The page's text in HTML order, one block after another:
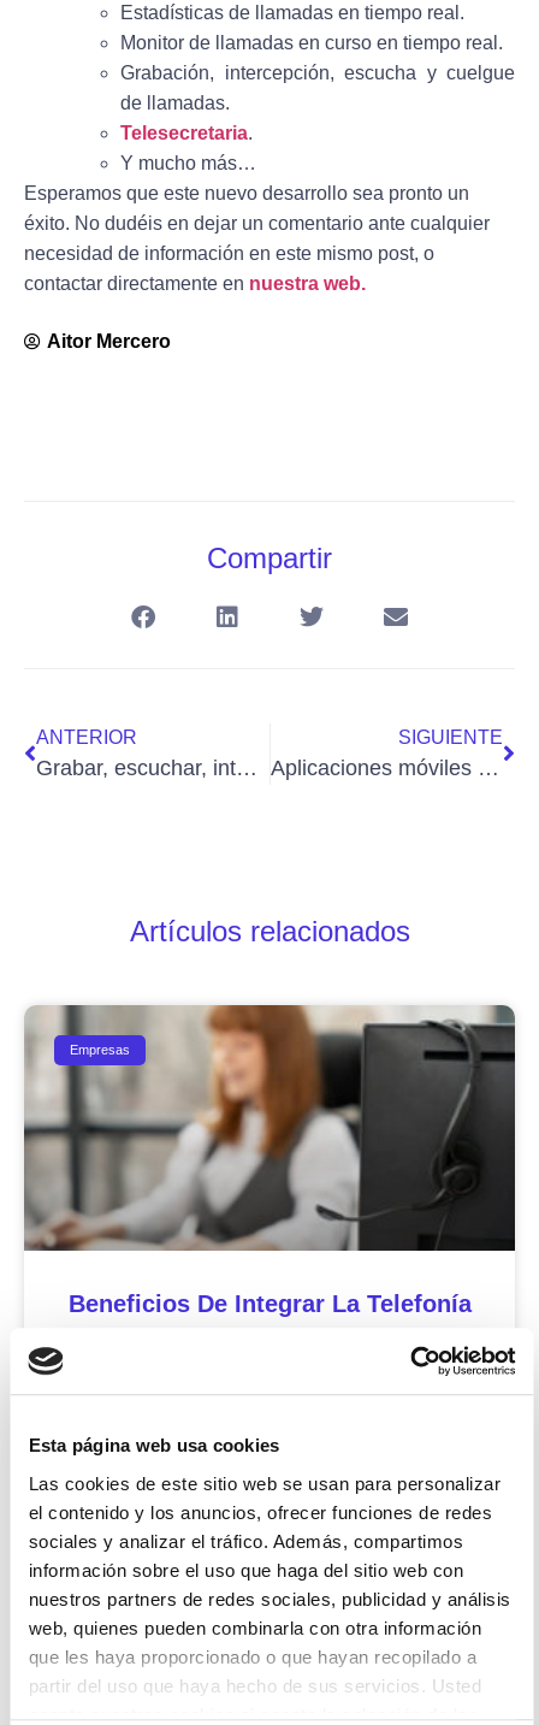
Esta página web usa cookies
Las cookies de este sitio web se usan para personalizar
el contenido y los anuncios, ofrecer funciones de redes
sociales y analizar el tráfico. Además, compartimos
información sobre el uso que haga del sitio web con
nuestros partners de redes sociales, publicidad y análisis
web, quienes pueden combinarla con otra información
que les haya proporcionado o que hayan recopilado a
partir del uso que haya hecho de sus servicios. Usted
Estadísticas de llamadas en tiempo real.
Monitor de llamadas en curso en tiempo real.
Grabación, intercepción, escucha y cuelgue
de llamadas.
Telesecretaria.
Y mucho más…
Esperamos que este nuevo desarrollo sea pronto un
éxito. No dudéis en dejar un comentario ante cualquier
necesidad de información en este mismo post, o
contactar directamente en nuestra web.
Aitor Mercero
Compartir
ANTERIOR
Grabar, escuchar, intervenir, y colgar llamadas VoIP desde centralita virtual
SIGUIENTE
Aplicaciones móviles gratuitas para seguir el Mundial de Brasil 2014 de cerca
Artículos relacionados
Empresas
Beneficios De Integrar La Telefonía
Telefonía IP y CRM: ventajas que mejoran la
en que las empresas gestionan sus
comunicaciones ha cambiado
Icíar Bermúdez 5 agosto 2026
Uncategorized